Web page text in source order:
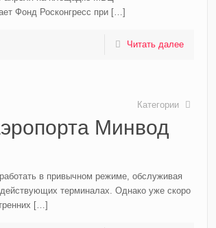
Фонд Росконгресс при[…]
Читать далее
Категории
Минвод
в привычном режиме, обслуживая
терминалах. Однако уже скоро
[…]